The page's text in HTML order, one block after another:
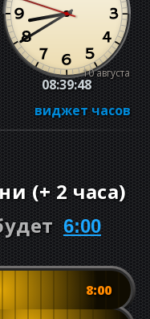
08:39:48
10 августа
виджет часов
(+2 часа)
6:00
8:00